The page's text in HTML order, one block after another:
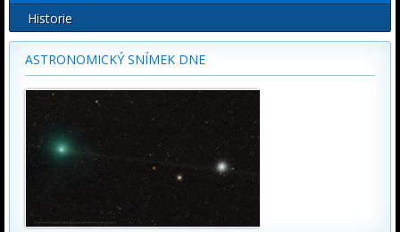
Historie
ASTRONOMICKÝ SNÍMEK DNE